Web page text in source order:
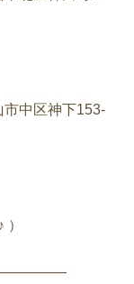
中区神下153-
）